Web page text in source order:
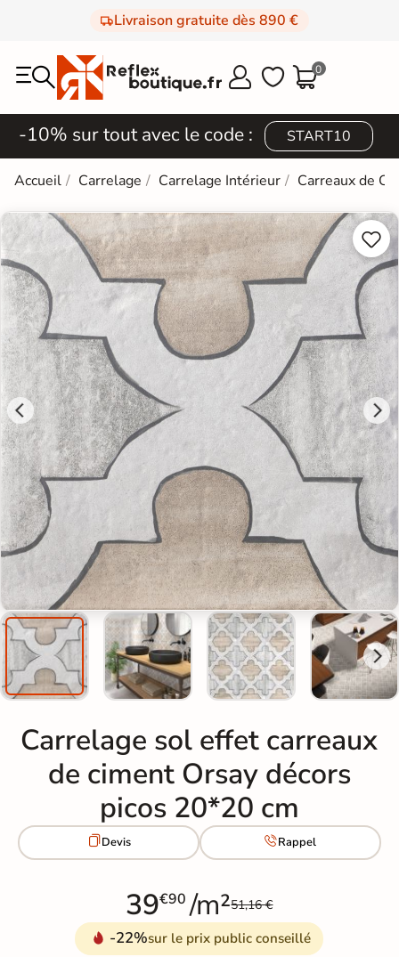
Livraison gratuite dès 890 €
  0
-10% sur tout avec le code : START10
Accueil Carrelage Carrelage Intérieur Carreaux de


Carrelage sol effet carreaux
de ciment Orsay décors
picos 20*20 cm
Devis Rappel
39€90 /m²51,16 €
-22%sur le prix public conseillé